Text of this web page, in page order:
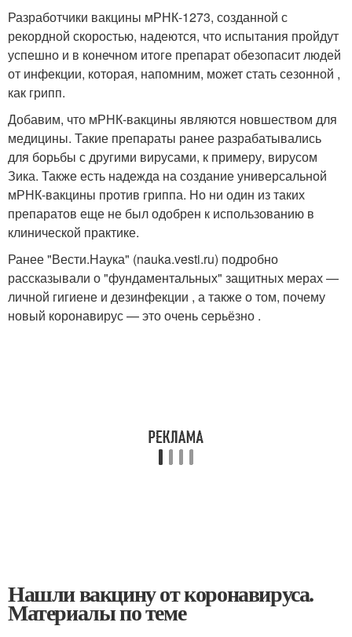
Разработчики вакцины мРНК-1273, созданной с
рекордной скоростью, надеются, что испытания пройдут
успешно и в конечном итоге препарат обезопасит людей
от инфекции, которая, напомним, может стать сезонной ,
как грипп.
Добавим, что мРНК-вакцины являются новшеством для
медицины. Такие препараты ранее разрабатывались
для борьбы с другими вирусами, к примеру, вирусом
Зика. Также есть надежда на создание универсальной
мРНК-вакцины против гриппа. Но ни один из таких
препаратов еще не был одобрен к использованию в
клинической практике.
Ранее "Вести.Наука" (nauka.vesti.ru) подробно
рассказывали о "фундаментальных" защитных мерах —
личной гигиене и дезинфекции , а также о том, почему
новый коронавирус — это очень серьёзно .
Нашли вакцину от коронавируса.
Материалы по теме